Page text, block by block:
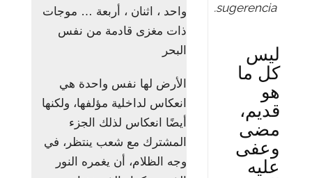
واحد ، اثنان ، أربعة … موجات
ذات مغزى قادمة من نفس
البحر
الأرض لها نفس واحدة هي
انعكاس لداخلية مؤلفها، ولكنها
أيضًا انعكاس لذلك الجزء
المشترك مع شعب ينتظر، في
وجه الظلام، أن يغمره النور
sugerencia.
ليس
كل ما
هو
قديم،
مضى
وعفى
عليه